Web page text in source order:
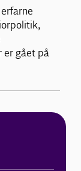
er gået på